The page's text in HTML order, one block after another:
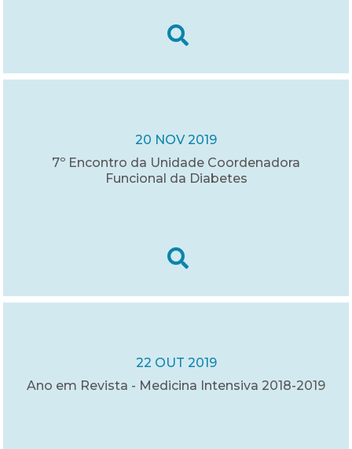
20 NOV 2019
7º Encontro da Unidade Coordenadora
Funcional da Diabetes
22 OUT 2019
Ano em Revista - Medicina Intensiva 2018-2019